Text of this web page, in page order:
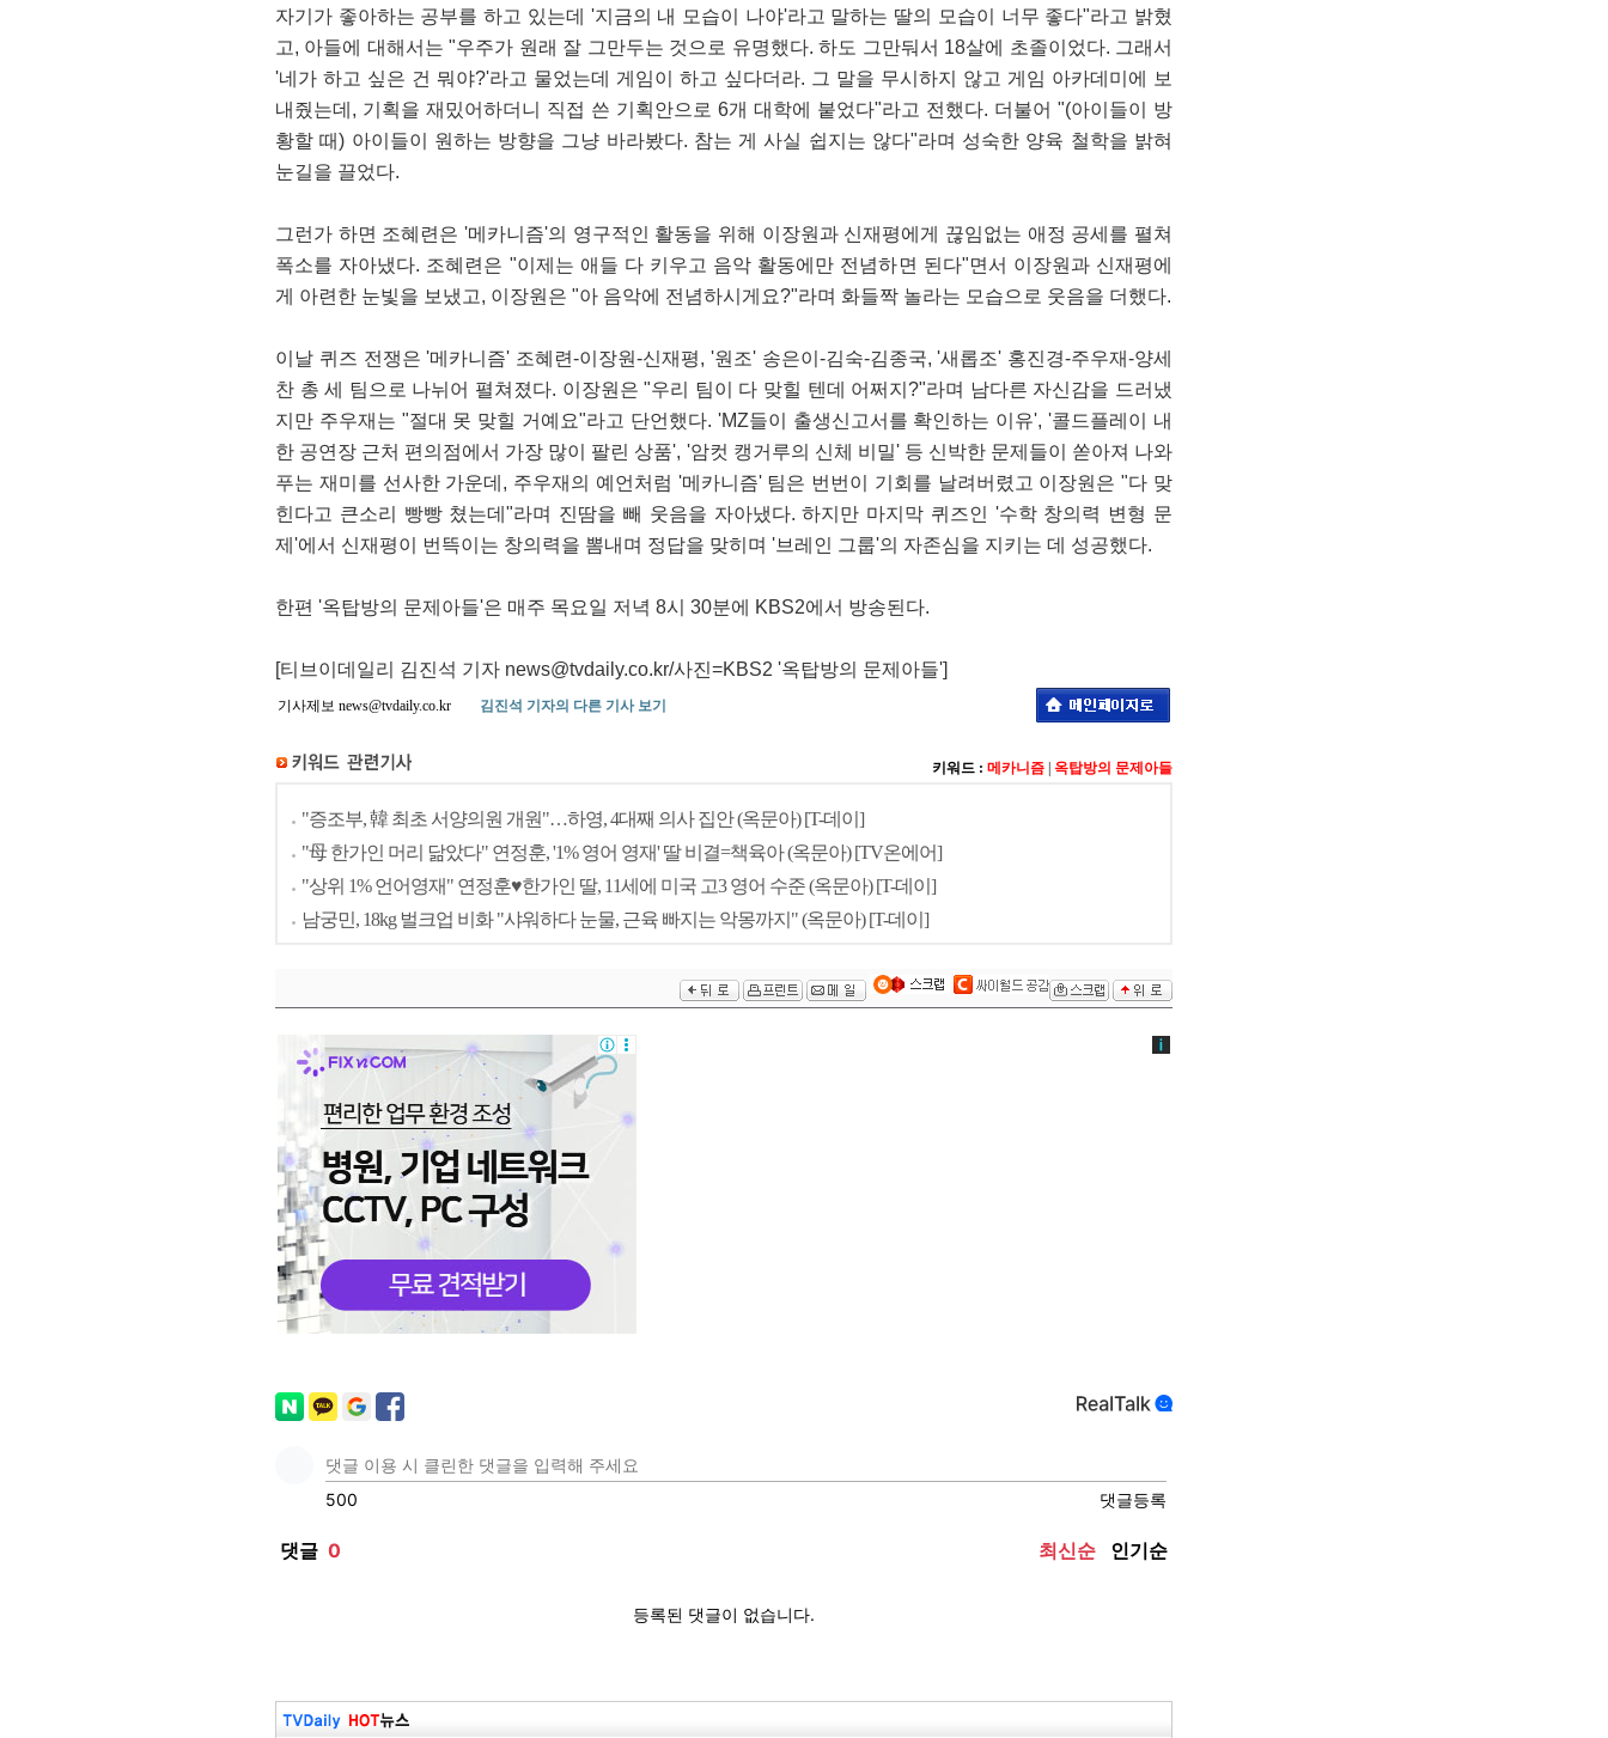
자기가 좋아하는 공부를 하고 있는데 '지금의 내 모습이 나야'라고 말하는 딸의 모습이 너무 좋다"라고 밝혔
고, 아들에 대해서는 "우주가 원래 잘 그만두는 것으로 유명했다. 하도 그만둬서 18살에 초졸이었다. 그래서
'네가 하고 싶은 건 뭐야?'라고 물었는데 게임이 하고 싶다더라. 그 말을 무시하지 않고 게임 아카데미에 보
내줬는데, 기획을 재밌어하더니 직접 쓴 기획안으로 6개 대학에 붙었다"라고 전했다. 더불어 "(아이들이 방
황할 때) 아이들이 원하는 방향을 그냥 바라봤다. 참는 게 사실 쉽지는 않다"라며 성숙한 양육 철학을 밝혀
눈길을 끌었다.
그런가 하면 조혜련은 '메카니즘'의 영구적인 활동을 위해 이장원과 신재평에게 끊임없는 애정 공세를 펼쳐
폭소를 자아냈다. 조혜련은 "이제는 애들 다 키우고 음악 활동에만 전념하면 된다"면서 이장원과 신재평에
게 아련한 눈빛을 보냈고, 이장원은 "아 음악에 전념하시게요?"라며 화들짝 놀라는 모습으로 웃음을 더했다.
이날 퀴즈 전쟁은 '메카니즘' 조혜련-이장원-신재평, '원조' 송은이-김숙-김종국, '새롭조' 홍진경-주우재-양세
찬 총 세 팀으로 나뉘어 펼쳐졌다. 이장원은 "우리 팀이 다 맞힐 텐데 어쩌지?"라며 남다른 자신감을 드러냈
지만 주우재는 "절대 못 맞힐 거예요"라고 단언했다. 'MZ들이 출생신고서를 확인하는 이유', '콜드플레이 내
한 공연장 근처 편의점에서 가장 많이 팔린 상품', '암컷 캥거루의 신체 비밀' 등 신박한 문제들이 쏟아져 나와
푸는 재미를 선사한 가운데, 주우재의 예언처럼 '메카니즘' 팀은 번번이 기회를 날려버렸고 이장원은 "다 맞
힌다고 큰소리 빵빵 쳤는데"라며 진땀을 빼 웃음을 자아냈다. 하지만 마지막 퀴즈인 '수학 창의력 변형 문
제'에서 신재평이 번뜩이는 창의력을 뽐내며 정답을 맞히며 '브레인 그룹'의 자존심을 지키는 데 성공했다.
한편 '옥탑방의 문제아들'은 매주 목요일 저녁 8시 30분에 KBS2에서 방송된다.
[티브이데일리 김진석 기자 news@tvdaily.co.kr/사진=KBS2 '옥탑방의 문제아들']
기사제보 news@tvdaily.co.kr 김진석 기자의 다른 기사 보기
키워드 : 메카니즘 옥탑방의 문제아들
"증조부, 韓 최초 서양의원 개원"…하영, 4대째 의사 집안 (옥문아) [T-데이]
"母 한가인 머리 닮았다" 연정훈, '1% 영어 영재' 딸 비결=책육아 (옥문아) [TV온에어]
"상위 1% 언어영재" 연정훈♥한가인 딸, 11세에 미국 고3 영어 수준 (옥문아) [T-데이]
남궁민, 18kg 벌크업 비화 "샤워하다 눈물, 근육 빠지는 악몽까지" (옥문아) [T-데이]